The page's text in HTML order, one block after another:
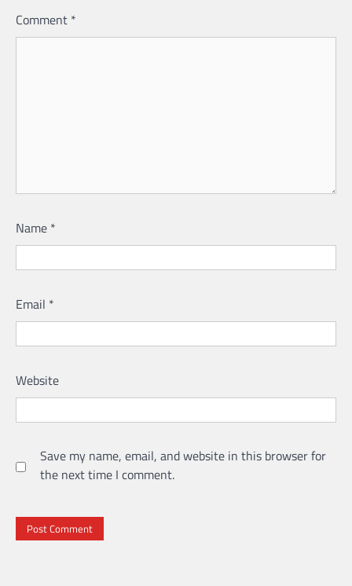
Comment *
Name *
Email *
Website
Save my name, email, and website in this browser for
the next time I comment.